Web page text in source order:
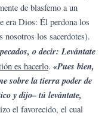
de blasfemo a un
era Dios: Él perdona los
nosotros los sacerdotes).
o decir: Levántate
es hacerlo. «Pues bien,
sobre la tierra poder de
y dijo– tú levántate,
el favorecido, el cual